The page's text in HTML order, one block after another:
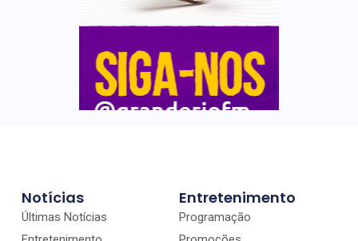
Notícias
Últimas Notícias
Entretenimento
Programação